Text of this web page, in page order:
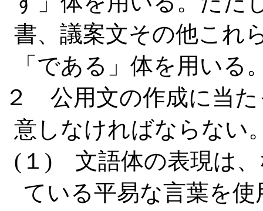
書、議案文その他これ
「である」体を用いる
２ 公用文の作成に当
意しなければならない
(１) 文語体の表現は、
ている平易な言葉を